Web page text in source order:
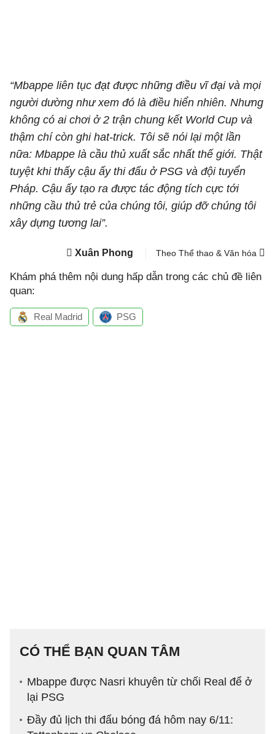
“Mbappe liên tục đạt được những điều vĩ đại và mọi
người dường như xem đó là điều hiển nhiên. Nhưng
không có ai chơi ở 2 trận chung kết World Cup và
thậm chí còn ghi hat-trick. Tôi sẽ nói lại một lần
nữa: Mbappe là cầu thủ xuất sắc nhất thế giới. Thật
tuyệt khi thấy cậu ấy thi đấu ở PSG và đội tuyển
Pháp. Cậu ấy tạo ra được tác động tích cực tới
những cầu thủ trẻ của chúng tôi, giúp đỡ chúng tôi
xây dựng tương lai”.
Xuân Phong Theo Thể thao & Văn hóa
Khám phá thêm nội dung hấp dẫn trong các chủ đề liên
quan:
Real Madrid PSG
CÓ THỂ BẠN QUAN TÂM
Mbappe được Nasri khuyên từ chối Real để ở
lại PSG
Đầy đủ lịch thi đấu bóng đá hôm nay 6/11: